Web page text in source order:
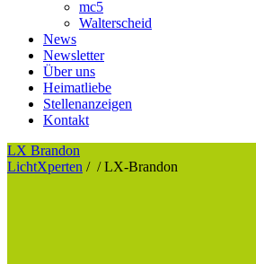
mc5
Walterscheid
News
Newsletter
Über uns
Heimatliebe
Stellenanzeigen
Kontakt
LX Brandon
LichtXperten / /LX-Brandon